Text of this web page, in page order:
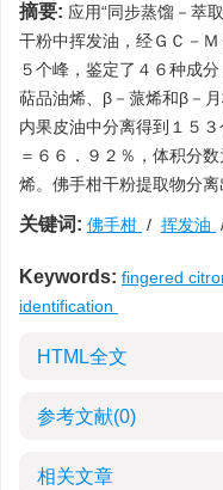
摘要: 应用“同步蒸馏－萃
干粉中挥发油，经ＧＣ－
５个峰，鉴定了４６种成
萜品油烯、β－蒎烯和β－
内果皮油中分离得到１５
＝６６．９２％，体积分
烯。佛手柑干粉提取物分
关键词: 佛手柑 / 挥发油
Keywords: fingered
identification
HTML全文
参考文献(0)
相关文章